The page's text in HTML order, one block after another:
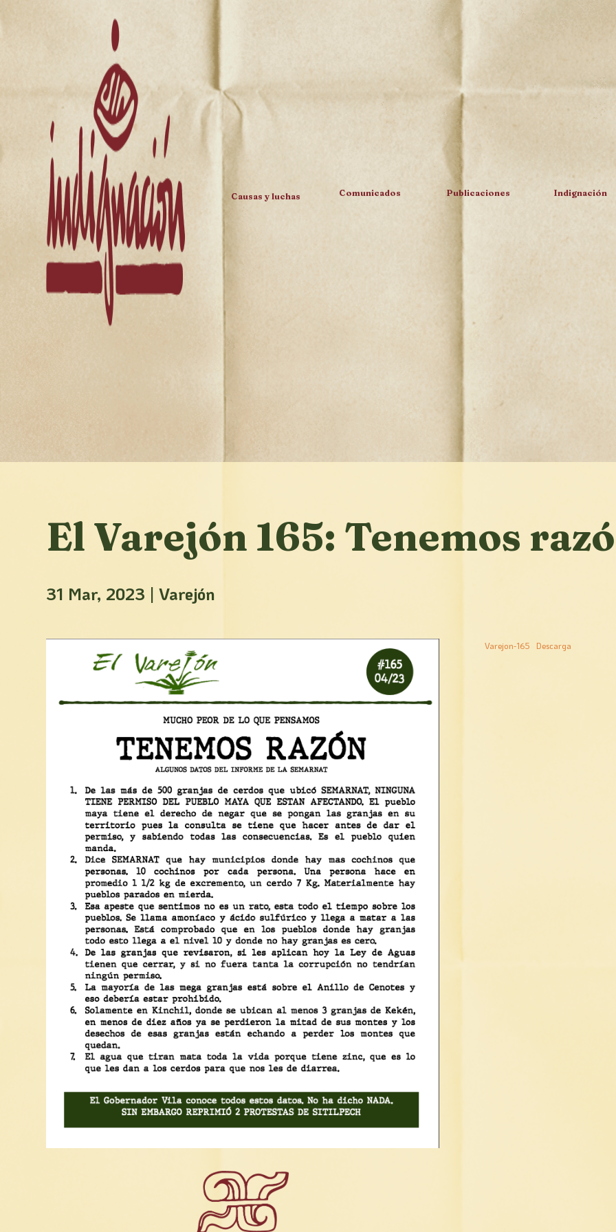
Causas y luchas Comunicados Publicaciones Indignación
El Varejón 165: Tenemos
31 Mar, 2023 |Varejón
Varejon-165 Descarga